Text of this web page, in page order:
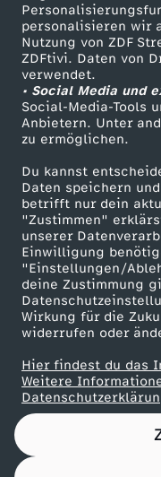
personalisieren wir
Nutzung von ZDF
ZDFtivi. Daten von
verwendet.
• Social Media und
Social-Media-Tools
Anbietern. Unter
zu ermöglichen.
Du kannst
Daten speichern
betrifft nur dein
"Zustimmen"
unserer
Einwilligung
"Einstellungen/
deine Zustimmung
Wirkung für die
widerrufen oder
Hier findest du das
Weitere
G
E
S
P
R
A
Y
T
!
(
TV-Programm
ZDF Unternehmen
Karriere
ZDF goes Schule
Werbefernsehen
Mainzelmännchen
Partner